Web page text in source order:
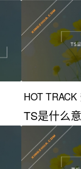
HOT TRACK
TS是什么意